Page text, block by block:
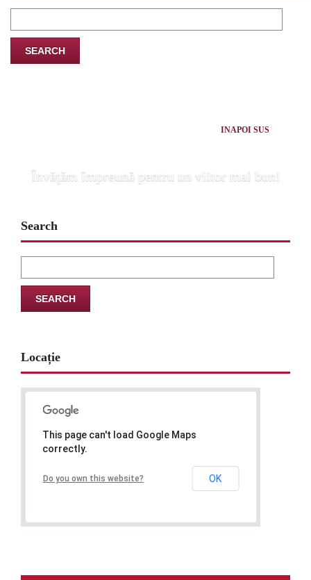
for:
INAPOI SUS
Învăţăm împreună pentru un viitor mai bun!
Search
for:
Locație
This page can't load Google Maps
correctly.
Do you own this website? OK